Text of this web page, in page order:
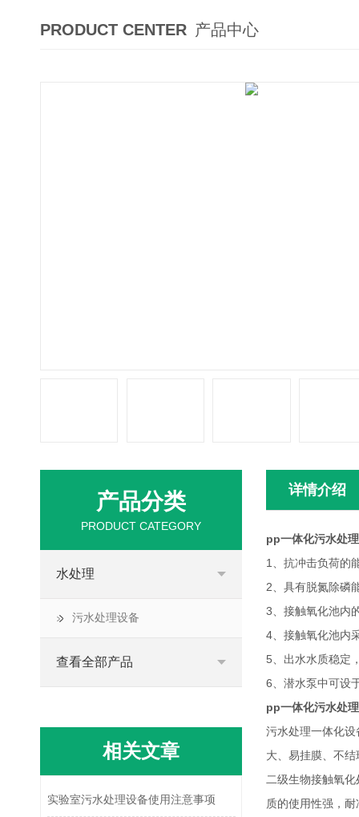
PRODUCT CENTER 产品中心
详情介绍
pp一体化污水处
1、抗冲击负荷的
2、具有脱氮除磷
3、接触氧化池内
4、接触氧化池内
5、出水水质稳定
6、潜水泵中可设
pp一体化污水处
污水处理一体化
大、易挂膜、不
二级生物接触氧
质的使用性强，
产品分类
PRODUCT CATEGORY
水处理
污水处理设备
查看全部产品
相关文章
实验室污水处理设备使用注意事项